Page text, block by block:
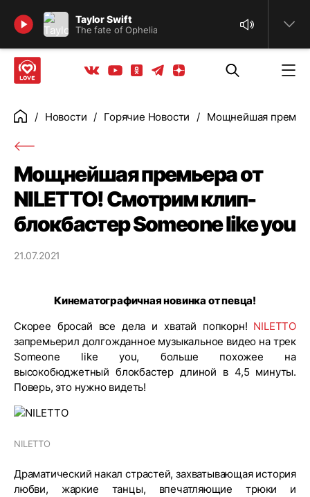
Taylor Swift
The fate of Ophelia
Найти
Вконтакте
YoutubeОдноклассники
ТелеграмЯндекс дзен
ГлавнаяНовости Горячие Новости Мощнейшая
Мощнейшая премьера от
NILETTO! Смотрим клип-
блокбастер Someone like you
21.07.2021
Кинематографичная новинка от певца!
Скорее бросай все дела и хватай попкорн! NILETTO
запремьерил долгожданное музыкальное видео на трек
Someone like you, больше похожее на
высокобюджетный блокбастер длиной в 4,5 минуты.
Поверь, это нужно видеть!
NILETTO
Драматический накал страстей, захватывающая история
любви, жаркие танцы, впечатляющие трюки и